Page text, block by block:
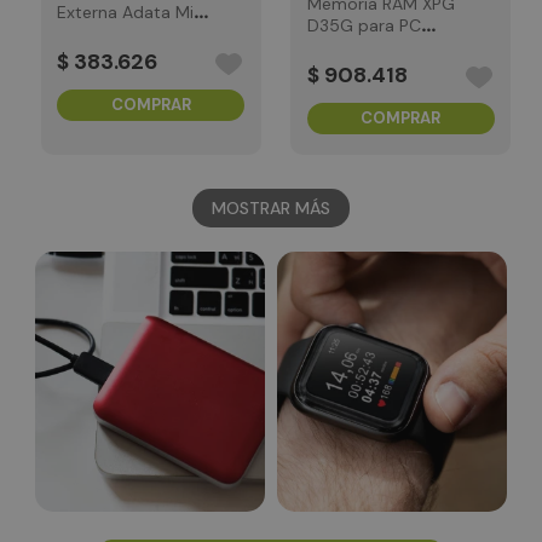
Externa Adata Mini
500GB Tipo C
$ 383.626
COMPRAR
D35G para PC
Mhz RGB
$ 908.418
COMPRAR
MOSTRAR MÁS